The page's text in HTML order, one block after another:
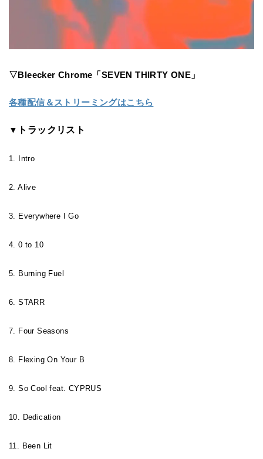
▽Bleecker Chrome「SEVEN THIRTY ONE」
各種配信＆ストリーミングはこちら
▼ トラックリスト
1. Intro
2. Alive
3. Everywhere I Go
4. 0 to 10
5. Burning Fuel
6. STARR
7. Four Seasons
8. Flexing On Your B
9. So Cool feat. CYPRUS
10. Dedication
11. Been Lit